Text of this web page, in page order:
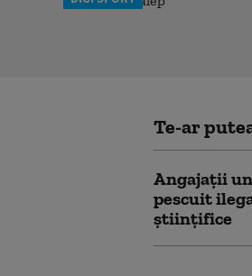
Te-ar
Angajații
pescuit
științifice